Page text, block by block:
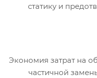
статику и
Экономия затрат на
частичной